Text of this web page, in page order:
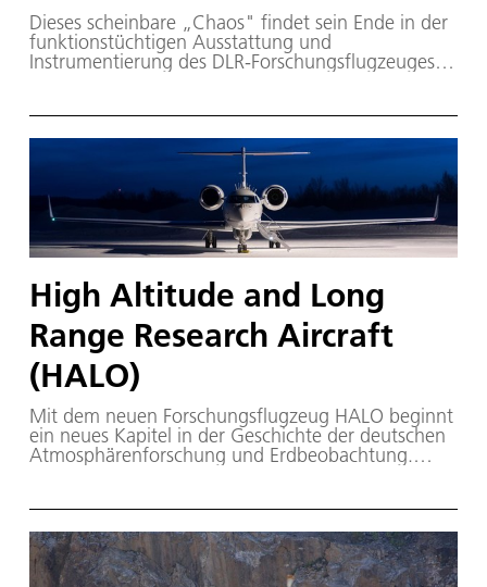
Dieses scheinbare „Chaos" findet sein Ende in der
funktionstüchtigen Ausstattung und
Instrumentierung des DLR-Forschungsflugzeuges
Upper Troposphere and Lower Stratosphere).
High Altitude and Long
Range Research Aircraft
(HALO)
Mit dem neuen Forschungsflugzeug HALO beginnt
ein neues Kapitel in der Geschichte der deutschen
Atmosphärenforschung und Erdbeobachtung.
aus Reichweite, Flughöhe, Nutzlast und
umfangreicher Instrumentierung macht das
Flugzeug zu einer weltweit einzigartigen
Forschungsplattform.